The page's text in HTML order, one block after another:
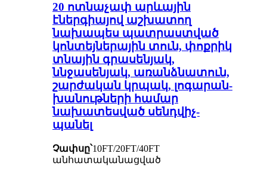
20 ոտնաչափ արևային
էներգիայով աշխատող
նախապես պատրաստված
կոնտեյներային տուն, փոքրիկ
տնային գրասենյակ,
ննջասենյակ, առանձնատուն,
շարժական կրպակ, լոգարան-
խանութների համար
նախատեսված սենդվիչ-
պանել
Չափսը՝10FT/20FT/40FT
անհատականացված